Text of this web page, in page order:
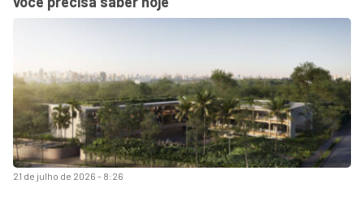
21 de julho de 2026 - 8:26